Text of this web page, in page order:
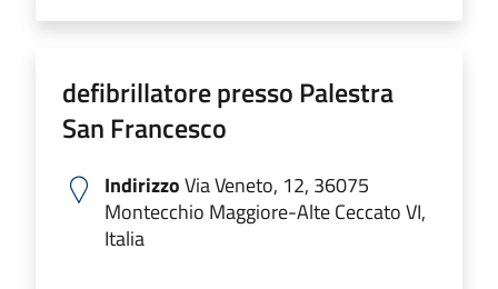
defibrillatore presso Palestra
San Francesco
IndirizzoVia Veneto, 12, 36075
Montecchio Maggiore-Alte Ceccato VI,
Italia